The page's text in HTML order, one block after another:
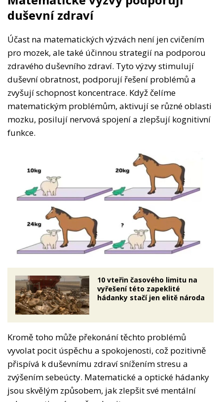
duševní zdraví
Účast na matematických výzvách není jen cvičením
pro mozek, ale také účinnou strategií na podporou
zdravého duševního zdraví. Tyto výzvy stimulují
duševní obratnost, podporují řešení problémů a
zvyšují schopnost koncentrace. Když čelíme
matematickým problémům, aktivují se různé oblasti
mozku, posilují nervová spojení a zlepšují kognitivní
funkce.
10 vteřin časového limitu na
vyřešení této zapeklité
hádanky stačí jen elitě národa
Kromě toho může překonání těchto problémů
vyvolat pocit úspěchu a spokojenosti, což pozitivně
přispívá k duševnímu zdraví snížením stresu a
zvýšením sebeúcty. Matematické a optické hádanky
jsou skvělým způsobem, jak zlepšit své mentální